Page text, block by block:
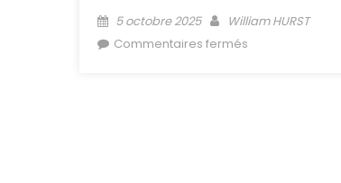
Posted on
5 octobre 2025 Author
William HURST
Commentaires fermés